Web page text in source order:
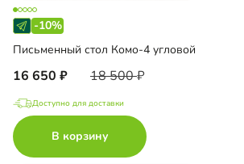
-10%
Письменный стол Комо-4 угловой
16 650 18 500
Доступно для доставки
В корзину